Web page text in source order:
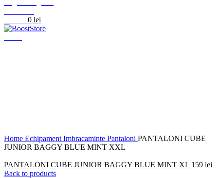
0 lei
Home Echipament Imbracaminte Pantaloni PANTALONI CUBE
JUNIOR BAGGY BLUE MINT XXL
PANTALONI CUBE JUNIOR BAGGY BLUE MINT XL 159 lei
Back to products